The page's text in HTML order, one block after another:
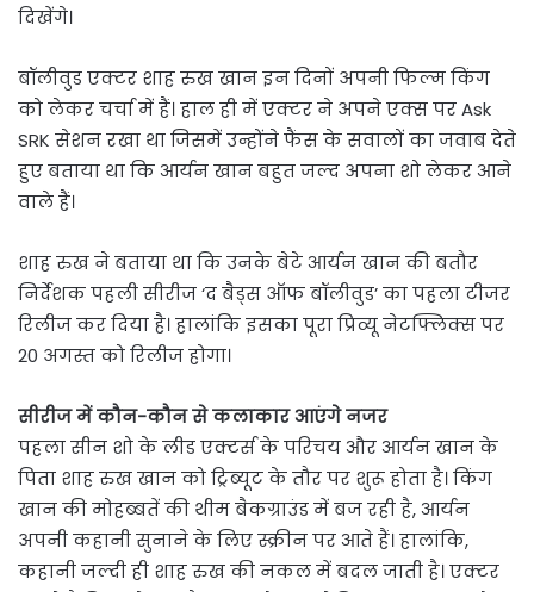
दिखेंगे।
बॉलीवुड एक्टर शाह रुख खान इन दिनों अपनी फिल्म किंग
को लेकर चर्चा में हैं। हाल ही में एक्टर ने अपने एक्स पर Ask
SRK सेशन रखा था जिसमें उन्होंने फैंस के सवालों का जवाब देते
हुए बताया था कि आर्यन खान बहुत जल्द अपना शो लेकर आने
वाले हैं।
शाह रुख ने बताया था कि उनके बेटे आर्यन खान की बतौर
निर्देशक पहली सीरीज ‘द बैड्स ऑफ बॉलीवुड’ का पहला टीजर
रिलीज कर दिया है। हालांकि इसका पूरा प्रिव्यू नेटफ्लिक्स पर
20 अगस्त को रिलीज होगा।
सीरीज में कौन-कौन से कलाकार आएंगे नजर
पहला सीन शो के लीड एक्टर्स के परिचय और आर्यन खान के
पिता शाह रुख खान को ट्रिब्यूट के तौर पर शुरू होता है। किंग
खान की मोहब्बतें की थीम बैकग्राउंड में बज रही है, आर्यन
अपनी कहानी सुनाने के लिए स्क्रीन पर आते हैं। हालांकि,
कहानी जल्दी ही शाह रुख की नकल में बदल जाती है। एक्टर